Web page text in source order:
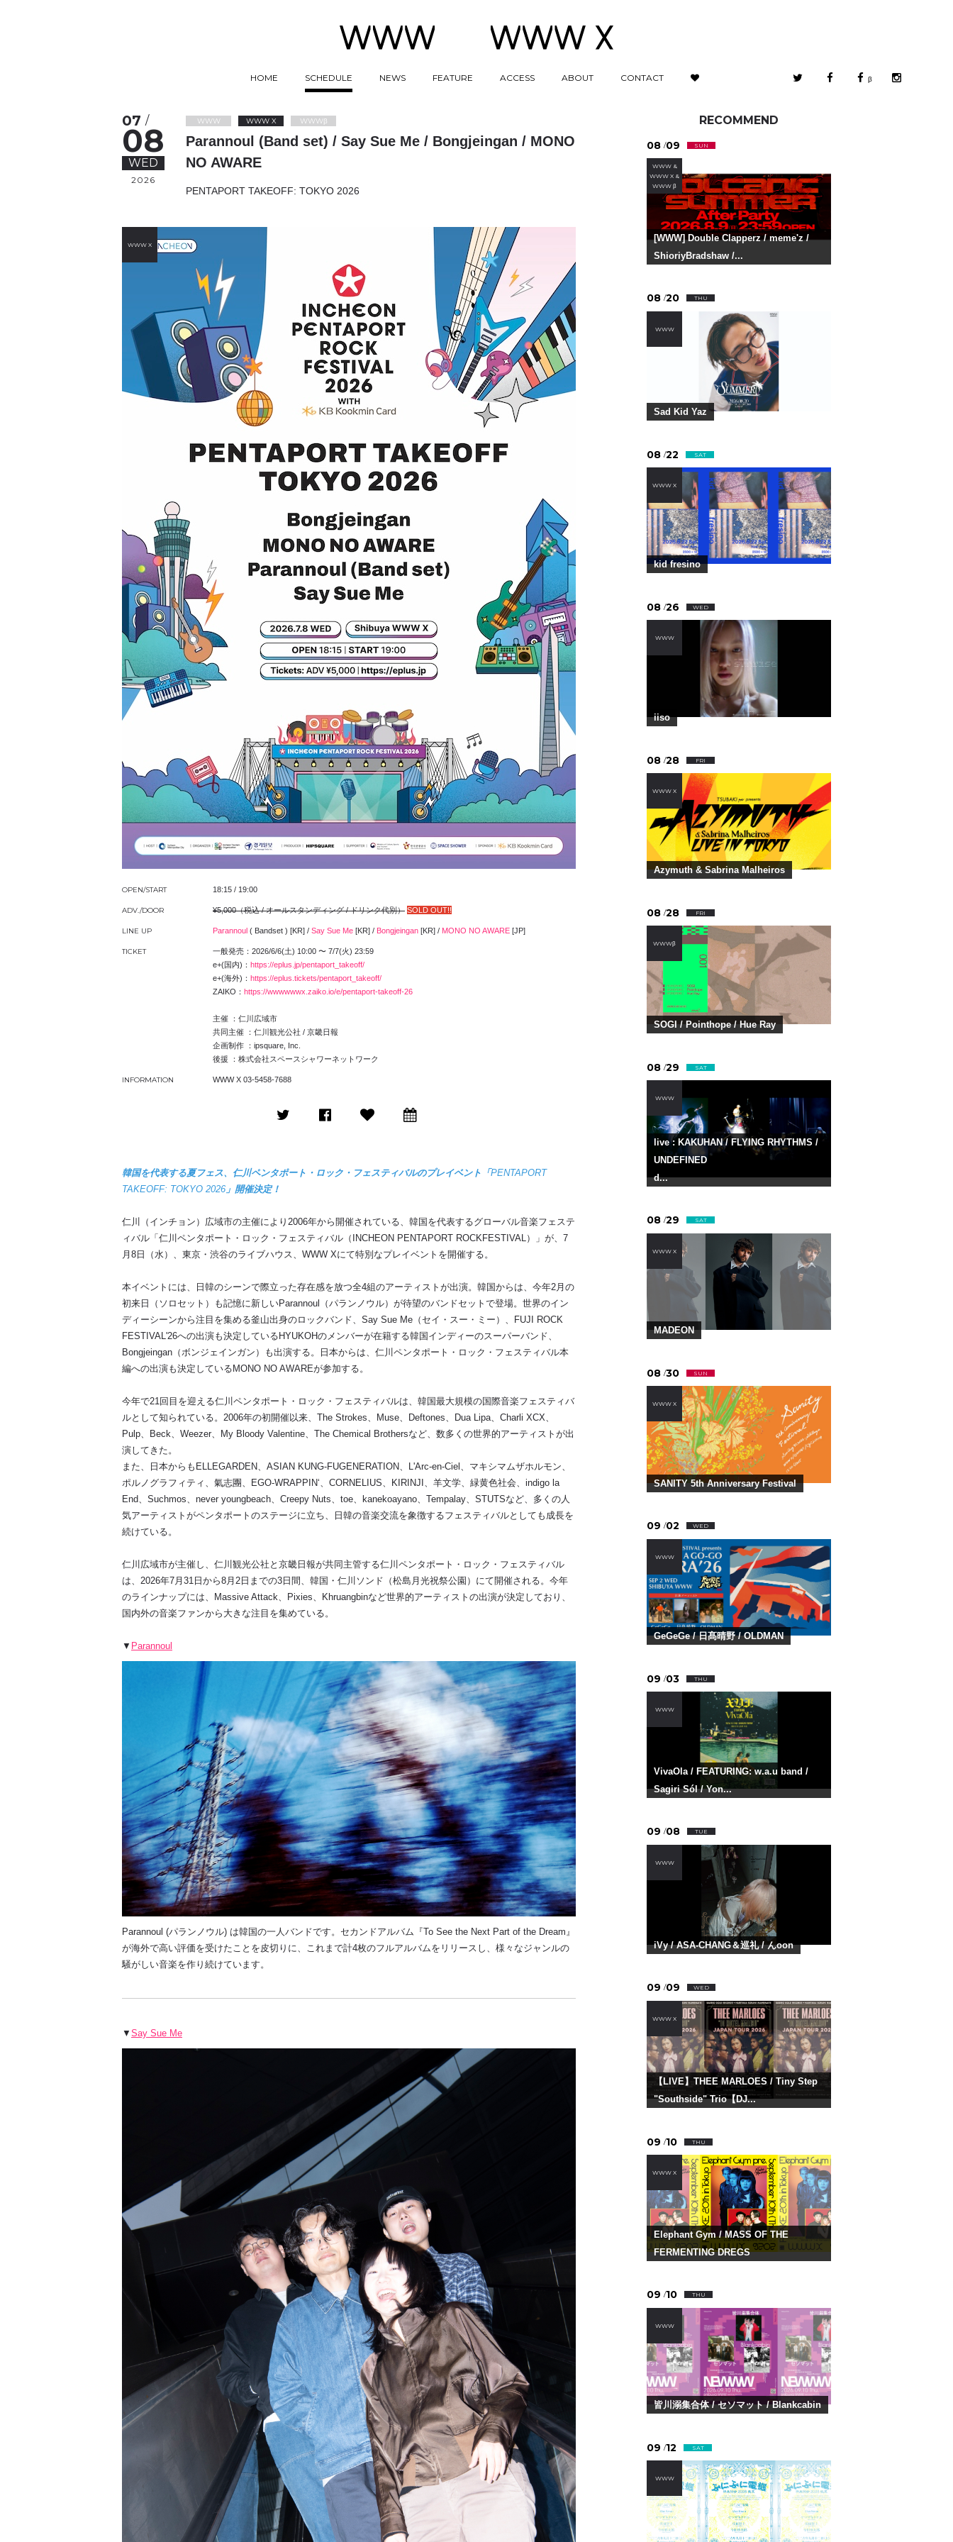
HOME SCHEDULE NEWS FEATURE ACCESS ABOUT CONTACT β
07/
08
WED
2026
WWW WWW X WWWβ
Parannoul (Band set) / Say Sue Me / Bongjeingan / MONO
NO AWARE
PENTAPORT TAKEOFF: TOKYO 2026
WWW X
OPEN/START 18:15 / 19:00
ADV./DOOR ¥5,000（税込 / オールスタンディング / ドリンク代別） SOLD OUT!!
LINE UP Parannoul ( Bandset ) [KR] / Say Sue Me [KR] / Bongjeingan [KR] / MONO NO AWARE [JP]
TICKET
一般発売：2026/6/6(土) 10:00 〜 7/7(火) 23:59
e+(国内)： https://eplus.jp/pentaport_takeoff/
e+(海外)： https://eplus.tickets/pentaport_takeoff/
ZAIKO： https://wwwwwwx.zaiko. io/e/pentaport-takeoff-26
主催 ：仁川広域市
共同主催 ：仁川観光公社 / 京畿日報
企画制作 ：ipsquare, Inc.
後援 ：株式会社スペースシャワーネットワーク
INFORMATION WWW X 03-5458-7688
韓国を代表する夏フェス、仁川ペンタポート・ロック・フェスティバルのプレイベント「PENTAPORT
TAKEOFF: TOKYO 2026 」開催決定！
仁川（インチョン）広域市の主催により 2006年から開催されている、韓国を代表するグローバル音楽フェステ
ィバル「仁川ペンタポート・ロック・フェスティバル（ INCHEON PENTAPORT ROCKFESTIVAL）」が、 7
月 8 日（水）、東京・渋谷のライブハウス、 WWW Xにて特別なプレイベントを開催する。
本イベントには、日韓のシーンで際立った存在感を放つ全4組のアーティストが出演。韓国からは、今年2月の
初来日（ソロセット）も記憶に新しいParannoul
（パランノウル）が待望のバンドセットで登場。世界のイン
ディーシーンから注目を集める釜山出身のロックバンド、 Say Sue Me （セイ・スー・ミー）、
FUJI ROCK
FESTIVAL'26への出演も決定している HYUKOHのメンバーが在籍する韓国インディーのスーパーバンド、
Bongjeingan （ボンジェインガン）も出演する。日本からは、仁川ペンタポート・ロック・フェスティバル本
編への出演も決定している MONO NO AWAREが参加する。
今年で21回目を迎える仁川ペンタポート・ロック・フェスティバルは、韓国最大規模の国際音楽フェスティバ
ルとして知られている。 2006年の初開催以来、 The Strokes、 Muse、 Deftones、 Dua Lipa、 Charli XCX、
Pulp、 Beck、 Weezer、 My Bloody Valentine、 The Chemical Brothersなど、数多くの世界的アーティストが出
演してきた。
また、日本からも ELLEGARDEN、 ASIAN KUNG-FUGENERATION、 L'Arc-en-Ciel 、マキシマムザホルモン、
ポルノグラフィティ、氣志團、
EGO-WRAPPINʻ、 CORNELIUS、 KIRINJI 、羊文学、緑⻩色社会、 indigo la
End、 Suchmos、 never youngbeach、 Creepy Nuts、 toe、 kanekoayano、 Tempalay、 STUTSなど、多くの人
気アーティストがペンタポートのステージに立ち、日韓の音楽交流を象徴するフェスティバルとしても成⻑を
続けている。
仁川広域市が主催し、仁川観光公社と京畿日報が共同主管する仁川ペンタポート・ロック・フェスティバル
は、 2026年7月 31 日から8月 2 日までの3 日間、韓国・仁川ソンド（松島月光祝祭公園）にて開催される。今年
のラインナップには、
Massive Attack、 Pixies、 Khruangbinなど世界的アーティストの出演が決定しており、
国内外の音楽ファンから大きな注目を集めている。
▼ Parannoul
Parannoul (パランノウル) は韓国の一人バンドです。セカンドアルバム『To See the Next Part of the Dream』
が海外で高い評価を受けたことを皮切りに、これまで計4枚のフルアルバムをリリースし、様々なジャンルの
騒がしい音楽を作り続けています。
▼ Say Sue Me
RECOMMEND
08 /09 SUN
WWW &
WWW X &
WWW β
[WWW] Double Clapperz / meme'z /
ShioriyBradshaw /...
08 /20 THU
WWW
Sad Kid Yaz
08 /22 SAT
WWW X
kid fresino
08 /26 WED
WWW
iiso
08 /28 FRI
WWW X
Azymuth & Sabrina Malheiros
08 /28 FRI
WWWβ
SOGI / Pointhope / Hue Ray
08 /29 SAT
WWW
live : KAKUHAN / FLYING RHYTHMS /
UNDEFINED
d...
08 /29 SAT
WWW X
MADEON
08 /30 SUN
WWW X
SANITY 5th Anniversary Festival
09 /02 WED
WWW
GeGeGe / 日髙晴野 / OLDMAN
09 /03 THU
WWW
VivaOla / FEATURING: w.a.u band /
Sagiri Sól / Yon...
09 /08 TUE
WWW
iVy / ASA-CHANG＆巡礼 / んoon
09 /09 WED
WWW X
【LIVE】THEE MARLOES / Tiny Step
"Southside" Trio【DJ...
09 /10 THU
WWW X
Elephant Gym / MASS OF THE
FERMENTING DREGS
09 /10 THU
WWW
皆川溺集合体 / セソマット / Blankcabin
09 /12 SAT
WWW